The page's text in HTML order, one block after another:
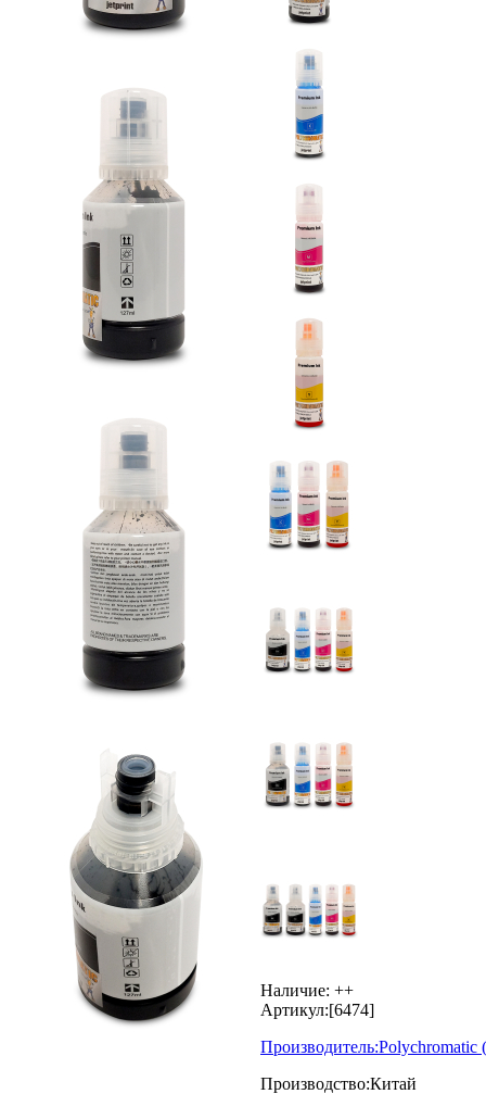
Наличие: ++
Артикул:[6474]
Производитель:Polychromatic
Производство:Китай